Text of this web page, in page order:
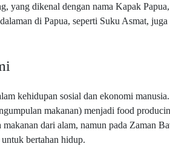
yang dikenal dengan nama Kapak
di Papua, seperti Suku Asmat,
kehidupan sosial dan ekonomi
makanan) menjadi food
dari alam, namun pada Zaman
bertahan hidup.